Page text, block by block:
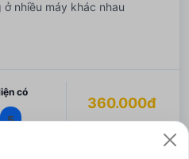
nhiều máy khác nhau
có
5
360.000đ